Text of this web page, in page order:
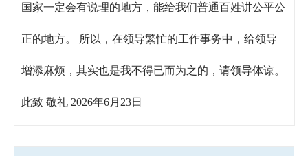
国家一定会有说理的地方，能给我们普通百姓讲公平公
正的地方。 所以，在领导繁忙的工作事务中，给领导
增添麻烦，其实也是我不得已而为之的，请领导体谅。
此致 敬礼 2026年6月23日